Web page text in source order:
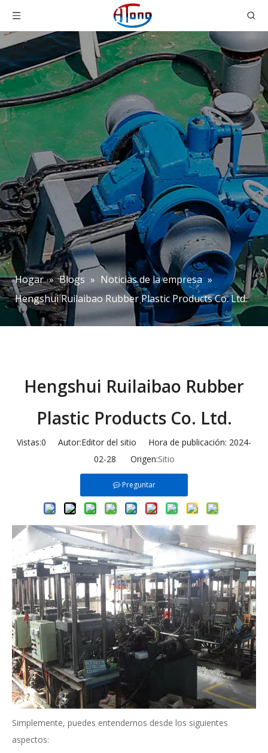
Hogar » Blogs » Noticias de la empresa »
Hengshui Ruilaibao Rubber Plastic Products Co. Ltd.
Hengshui Ruilaibao Rubber
Plastic Products Co. Ltd.
Vistas:0 Autor:Editor del sitio Hora de publicación: 2024-
02-28 Origen:Sitio
Preguntar
Simplemente, puedes entendernos desde los siguientes
aspectos: